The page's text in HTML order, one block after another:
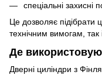
спеціальні захисні
Це дозволяє підібрати
технічним вимогам, так
Де
Дверні циліндри з